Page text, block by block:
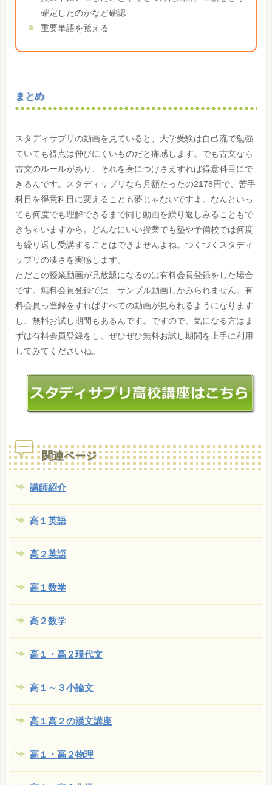
確定したのかなど確認
重要単語を覚える
まとめ
スタディサプリの動画を見ていると、大学受験は自己流で勉強
ていても得点は伸びにくいものだと痛感します。でも古文なら
古文のルールがあり、それを身につけさえすれば得意科目にで
きるんです。スタディサプリなら月額たったの2178円で、苦手
科目を得意科目に変えることも夢じゃないですよ。なんといっ
ても何度でも理解できるまで同じ動画を繰り返しみることもで
きちゃいますから。どんなにいい授業でも塾や予備校では何度
も繰り返し受講することはできませんよね。つくづくスタディ
サプリの凄さを実感します。
ただこの授業動画が見放題になるのは有料会員登録をした場合
です。無料会員登録では、サンプル動画しかみられません。有
料会員っ登録をすればすべての動画が見られるようになります
し、無料お試し期間もあるんです。ですので、気になる方はま
ずは有料会員登録をし、ぜひぜひ無料お試し期間を上手に利用
してみてくださいね。
関連ページ
講師紹介
高１英語
高２英語
高１数学
高２数学
高１・高２現代文
高１～３小論文
高１高２の漢文講座
高１・高２物理